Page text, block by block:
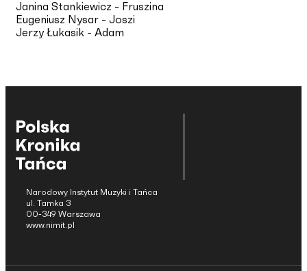
Janina Stankiewicz - Fruszina
Eugeniusz Nysar - Joszi
Jerzy Łukasik - Adam
Narodowy Instytut Muzyki i Tańca
ul. Tamka 3
00-349 Warszawa
www.nimit.pl